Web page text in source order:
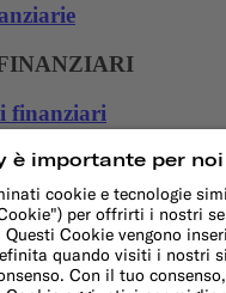
finanziari
budget mensile
di risparmio 50/30/20
di interessi